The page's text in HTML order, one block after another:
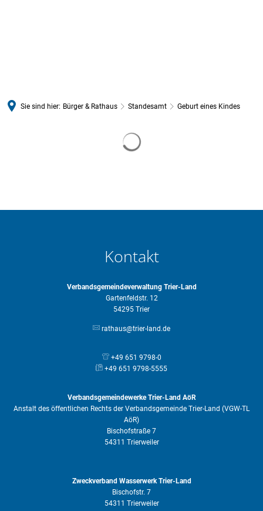
Sie sind hier: Bürger & Rathaus Standesamt Geburt eines Kindes
Kontakt
Verbandsgemeindeverwaltung Trier-Land
Gartenfeldstr. 12
54295 Trier
rathaus@trier-land.de
+49 651 9798-0
+49 651 9798-5555
Verbandsgemeindewerke Trier-Land AöR
Anstalt des öffentlichen Rechts der Verbandsgemeinde Trier-Land (VGW-TL
AöR)
Bischofstraße 7
54311 Trierweiler
Zweckverband Wasserwerk Trier-Land
Bischofstr. 7
54311 Trierweiler